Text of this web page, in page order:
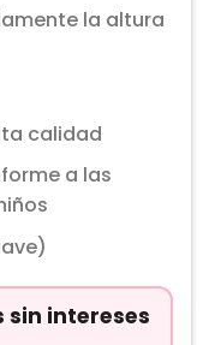
la altura
calidad
a las
sin intereses